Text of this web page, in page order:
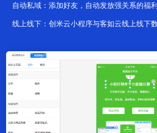
自动私域：添加好友，自动发放强关系的福利
线上线下：创米云小程序与客如云线上线下